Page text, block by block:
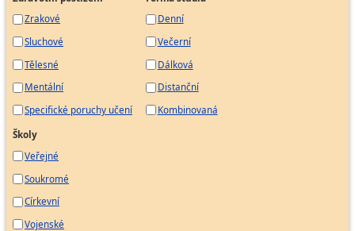
Samostatný pracovník poštovního provozu
Směnař v poštovním provozu
Zrakové
Sluchové
Tělesné
Mentální
Specifické poruchy učení
Denní
Večerní
Dálková
Distanční
Kombinovaná
Školy
Veřejné
Soukromé
Církevní
Vojenské